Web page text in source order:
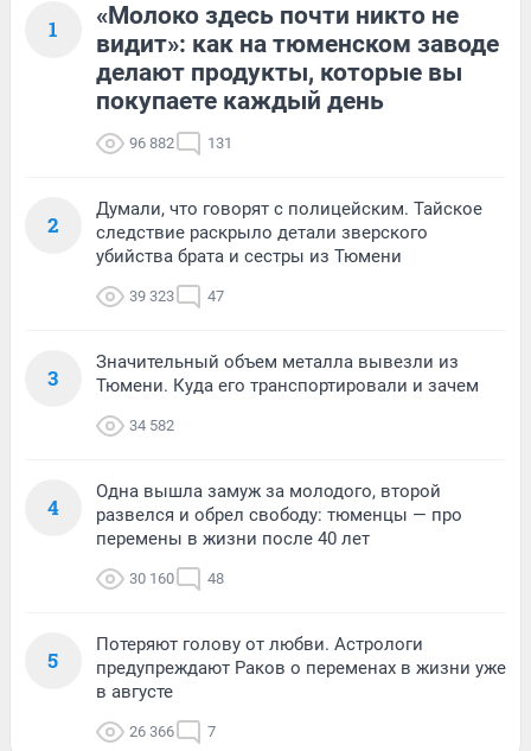
1
«Молоко здесь почти никто не
видит»: как на тюменском заводе
делают продукты, которые вы
покупаете каждый день
96 882 131
2
Думали, что говорят с полицейским. Тайское
следствие раскрыло детали зверского
убийства брата и сестры из Тюмени
39 323 47
3
Значительный объем металла вывезли из
Тюмени. Куда его транспортировали и зачем
34 582
4
Одна вышла замуж за молодого, второй
развелся и обрел свободу: тюменцы — про
перемены в жизни после 40 лет
30 160 48
5
Потеряют голову от любви. Астрологи
предупреждают Раков о переменах в жизни уже
в августе
26 366 7